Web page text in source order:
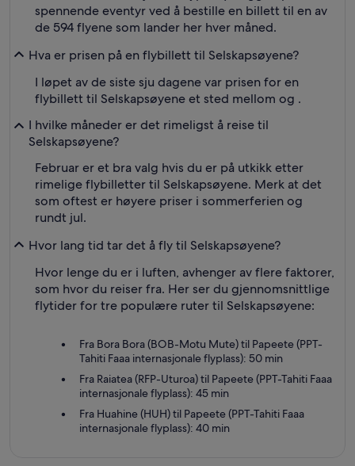
spennende eventyr ved å bestille en billett til en av
de 594 flyene som lander her hver måned.
Hva er prisen på en flybillett til Selskapsøyene?
I løpet av de siste sju dagene var prisen for en
flybillett til Selskapsøyene et sted mellom og .
I hvilke måneder er det rimeligst å reise til
Selskapsøyene?
Februar er et bra valg hvis du er på utkikk etter
rimelige flybilletter til Selskapsøyene. Merk at det
som oftest er høyere priser i sommerferien og
rundt jul.
Hvor lang tid tar det å fly til Selskapsøyene?
Hvor lenge du er i luften, avhenger av flere faktorer,
som hvor du reiser fra. Her ser du gjennomsnittlige
flytider for tre populære ruter til Selskapsøyene:
Fra Bora Bora (BOB-Motu Mute) til Papeete (PPT-
Tahiti Faaa internasjonale flyplass): 50 min
Fra Raiatea (RFP-Uturoa) til Papeete (PPT-Tahiti Faaa
internasjonale flyplass): 45 min
Fra Huahine (HUH) til Papeete (PPT-Tahiti Faaa
internasjonale flyplass): 40 min